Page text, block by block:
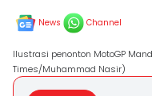
News Channel
Ilustrasi penonton MotoGP
Times/Muhammad Nasir)